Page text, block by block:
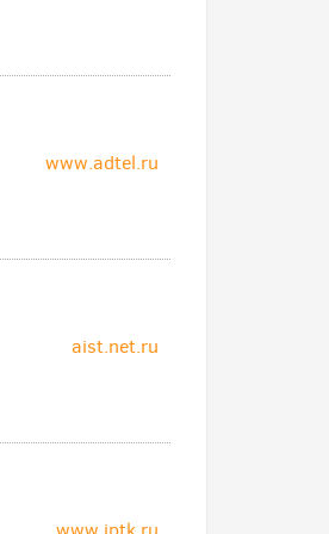
www.adtel.ru
aist.net.ru